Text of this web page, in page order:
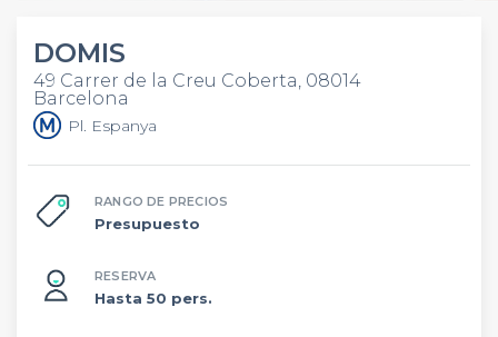
DOMIS
49 Carrer de la Creu Coberta, 08014
Barcelona
Pl. Espanya
RANGO DE PRECIOS
Presupuesto
RESERVA
Hasta 50 pers.